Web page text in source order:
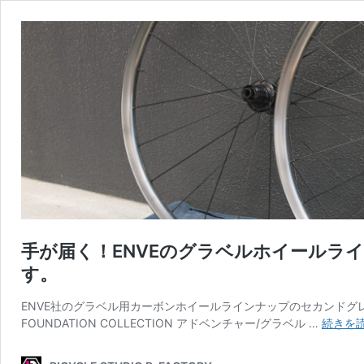
手が届く！ENVEのグラベルホイールラ
す。
ENVE社のグラベル用カーボンホイールラインナップのセカンド
FOUNDATION COLLECTION アドベンチャー/グラベル … 続きを